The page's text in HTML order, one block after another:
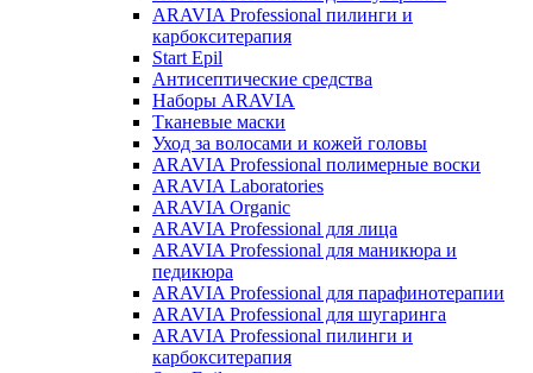
ARAVIA Professional пилинги и
карбокситерапия
Start Epil
Антисептические средства
Наборы ARAVIA
Тканевые маски
Уход за волосами и кожей головы
ARAVIA Professional полимерные воски
ARAVIA Laboratories
ARAVIA Organic
ARAVIA Professional для лица
ARAVIA Professional для маникюра и
педикюра
ARAVIA Professional для парафинотерапии
ARAVIA Professional для шугаринга
ARAVIA Professional пилинги и
карбокситерапия